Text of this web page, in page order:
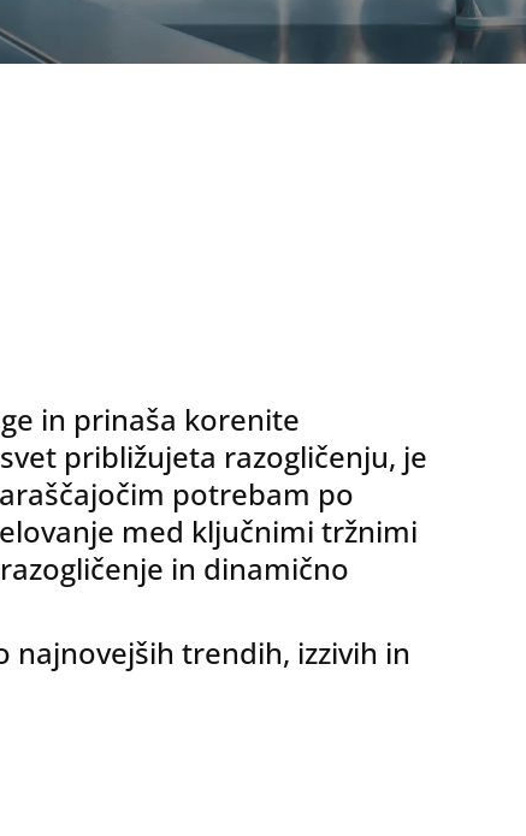
in prinaša korenite
približujeta razogličenju, je
potrebam po
med ključnimi tržnimi
in dinamično
najnovejših trendih, izzivih in